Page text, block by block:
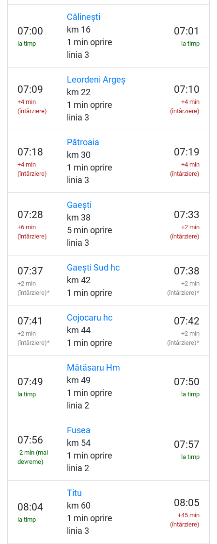
07:00
la timp
Călinești
km 16
1 min oprire
linia 3
07:01
la timp
07:09
+4 min
(întârziere)
Leordeni Argeș
km 22
1 min oprire
linia 3
07:10
+4 min
(întârziere)
07:18
+4 min
(întârziere)
Pătroaia
km 30
1 min oprire
linia 3
07:19
+4 min
(întârziere)
07:28
+6 min
(întârziere)
Gaești
km 38
5 min oprire
linia 3
07:33
+2 min
(întârziere)
07:37
+2 min
(întârziere)*
Gaești Sud hc
km 42
1 min oprire
07:38
+2 min
(întârziere)*
07:41
+2 min
(întârziere)*
Cojocaru hc
km 44
1 min oprire
07:42
+2 min
(întârziere)*
07:49
la timp
Mătăsaru Hm
km 49
1 min oprire
linia 2
07:50
la timp
07:56
-2 min (mai
devreme)
Fusea
km 54
1 min oprire
linia 2
07:57
la timp
08:04
la timp
Titu
km 60
1 min oprire
linia 3
08:05
+45 min
(întârziere)